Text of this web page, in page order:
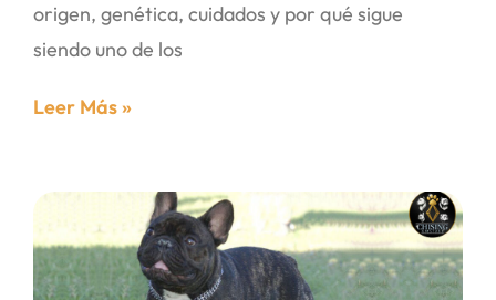
origen, genética, cuidados y por qué sigue
siendo uno de los
Leer Más »